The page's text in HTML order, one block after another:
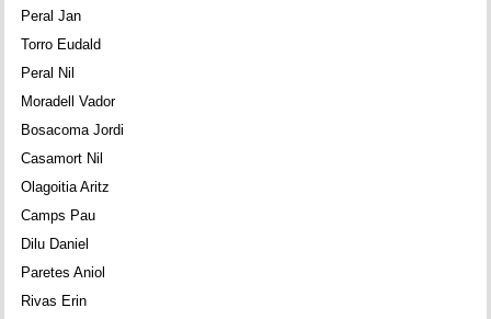
Peral Jan
Torro Eudald
Peral Nil
Moradell Vador
Bosacoma Jordi
Casamort Nil
Olagoitia Aritz
Camps Pau
Dilu Daniel
Paretes Aniol
Rivas Erin